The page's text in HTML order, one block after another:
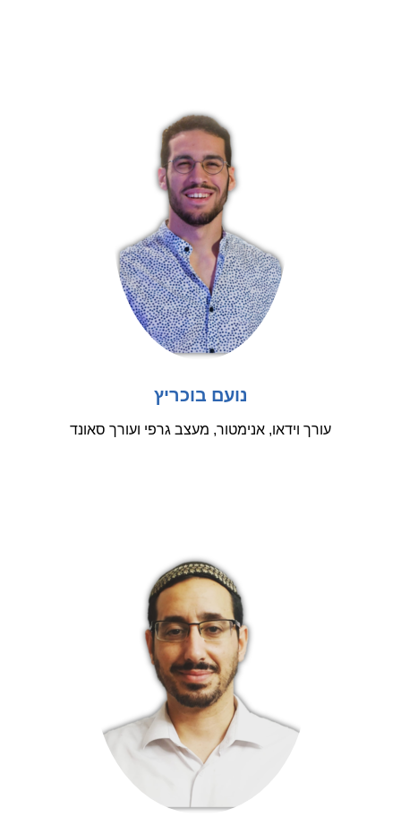
נועם בוכריץ
עורך וידאו, אנימטור, מעצב גרפי ועורך סאונד